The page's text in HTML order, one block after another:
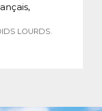
LOURDS.